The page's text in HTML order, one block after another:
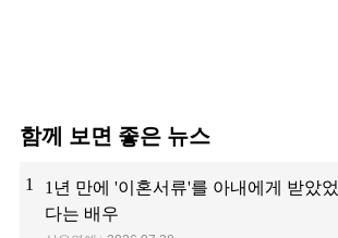
함께 보면 좋은 뉴스
1
1년 만에 '이혼서류'를 아내에게 받았었
다는 배우